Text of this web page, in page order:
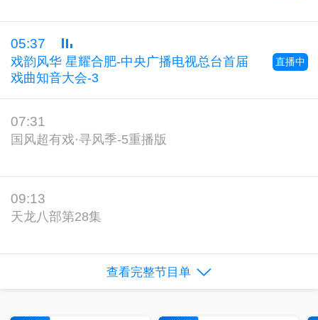
05:37
戏韵风华 星耀合肥-中央广播电视总台首届
戏曲知音大会-3
直播中
07:31
国风超有戏·寻风季-5重播版
09:13
天龙八部第28集
查看完整节目单